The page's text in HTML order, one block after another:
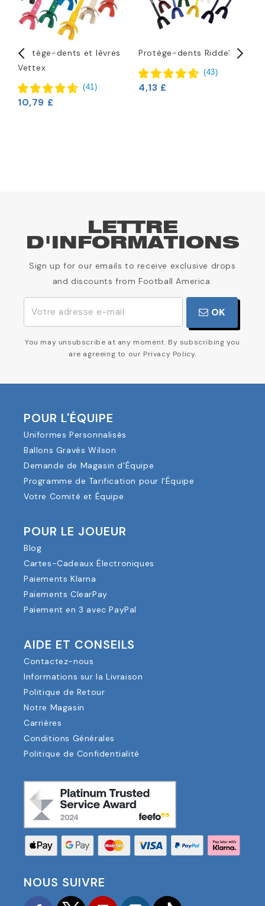
Protège-dents et lèvres
Vettex
(41 )
10,79 £
Protège-dents Riddell
(43)
4,13 £
LETTRE
D'INFORMATIONS
Sign up for our emails to receive exclusive drops
and discounts from Football America.
OK
You may unsubscribe at any moment. By subscribing you
are agreeing to our Privacy Policy.
POUR L'ÉQUIPE
Uniformes Personnalisés
Ballons Gravés Wilson
Demande de Magasin d'Équipe
Programme de Tarification pour l'Équipe
Votre Comité et Équipe
POUR LE JOUEUR
Blog
Cartes-Cadeaux Électroniques
Paiements Klarna
Paiements ClearPay
Paiement en 3 avec PayPal
AIDE ET CONSEILS
Contactez-nous
Informations sur la Livraison
Politique de Retour
Notre Magasin
Carrières
Conditions Générales
Politique de Confidentialité
NOUS SUIVRE
FacebookTwitter YouTubeInstagram